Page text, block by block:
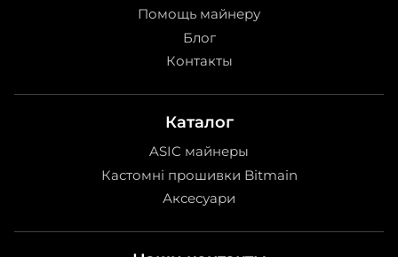
Помощь майнеру
Блог
Контакты
Каталог
ASIC майнеры
Кастомні прошивки Bitmain
Аксесуари